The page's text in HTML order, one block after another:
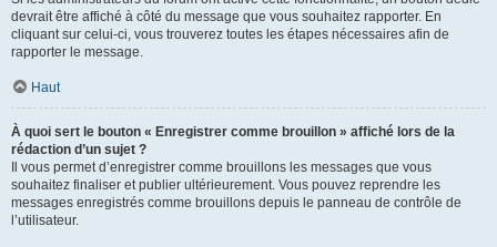
devrait être affiché à côté du message que vous souhaitez rapporter. En
cliquant sur celui-ci, vous trouverez toutes les étapes nécessaires afin de
rapporter le message.
Haut
À quoi sert le bouton « Enregistrer comme brouillon » affiché lors de la
rédaction d’un sujet ?
Il vous permet d’enregistrer comme brouillons les messages que vous
souhaitez finaliser et publier ultérieurement. Vous pouvez reprendre les
messages enregistrés comme brouillons depuis le panneau de contrôle de
l’utilisateur.